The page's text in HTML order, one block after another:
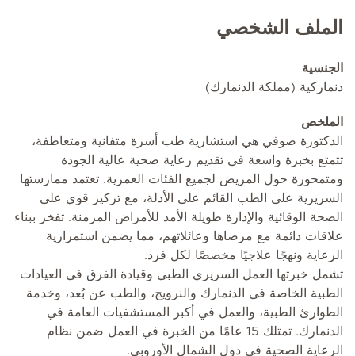
الملف الشخصي
الجنسية
دنماركية (مملكة الدنمارك)
الملخص
الدكتورة صوفي هي استشارية طب أسرة متفانية ومتعاطفة،
تتمتع بخبرة واسعة في تقديم رعاية صحية عالية الجودة
ومتمحورة حول المريض لجميع الفئات العمرية. تعتمد ممارستها
السريرية على الطب القائم على الأدلة، مع تركيز قوي على
الصحة الوقائية والإدارة طويلة الأمد للأمراض المزمنة. تفخر ببناء
علاقات دائمة مع مرضاها وعائلاتهم، مما يضمن استمرارية
الرعاية ونهجًا علاجيًا مخصصًا لكل فرد.
تشمل خبرتها العمل السريري الطبي وقيادة الفرق في العيادات
الطبية الخاصة في الدنمارك والنرويج، والطب عن بُعد، وخدمة
الطوارئ الطبية، والعمل في أكبر المستشفيات العامة في
الدنمارك. تمتلك 15 عامًا من الخبرة في العمل ضمن نظام
الرعاية الصحية في دول الشمال الأوروبي.